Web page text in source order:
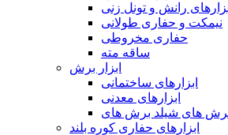
رانش و تونل زنی
نیمکت و حفاری طولانی
حفاری مخروطی
ساقه مته
ابزار برش
ابزارهای ساختمانی
ابزارهای معدنی
ابزارهای حفاری کوره بلند